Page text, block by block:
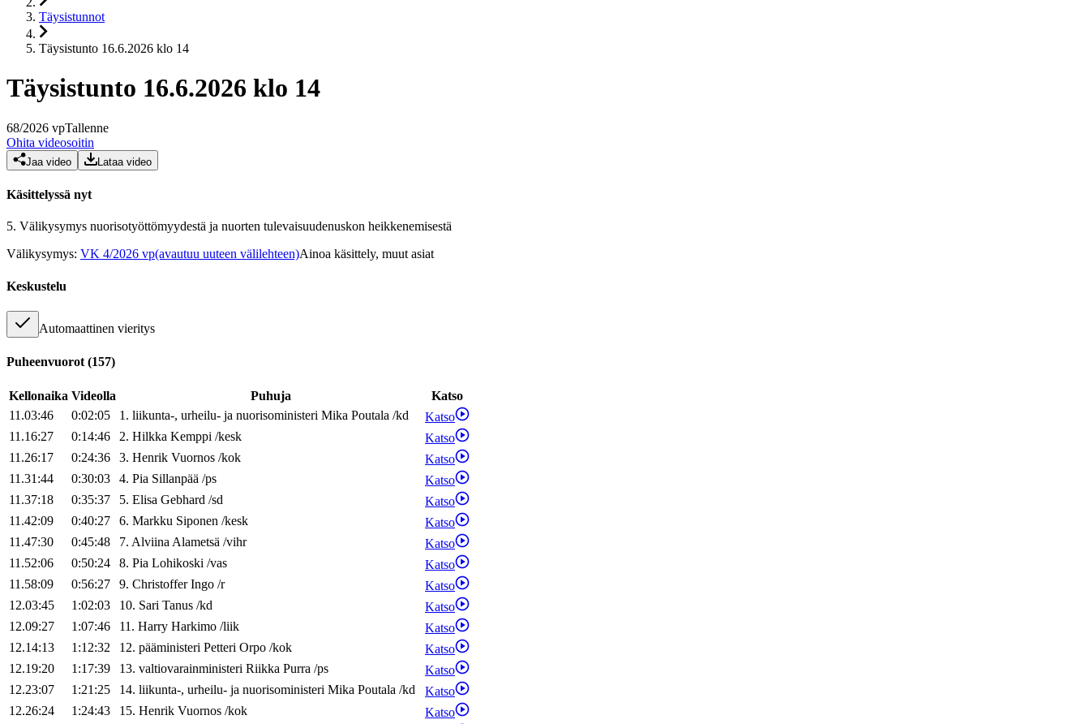
Täysistunnot
Täysistunto 16.6.2026 klo 14
Täysistunto 16.6.2026 klo 14
68/2026 vpTallenne
Ohita videosoitin
Jaa video Lataa video
Käsittelyssä nyt
5. Välikysymys nuorisotyöttömyydestä ja nuorten tulevaisuudenuskon heikkenemisestä
Välikysymys: VK 4/2026 vp(avautuu uuteen välilehteen)Ainoa käsittely, muut asiat
Keskustelu
Automaattinen vieritys
Puheenvuorot (157)
Kellonaika Videolla Puhuja
Katso
11.03:46
0:02:05 1. liikunta-, urheilu- ja nuorisoministeri Mika Poutala /kd
Katso
11.16:27
0:14:46 2. Hilkka Kemppi /kesk
Katso
11.26:17
0:24:36 3. Henrik Vuornos /kok
Katso
11.31:44
0:30:03 4. Pia Sillanpää /ps
Katso
11.37:18
0:35:37 5. Elisa Gebhard /sd
Katso
11.42:09
0:40:27 6. Markku Siponen /kesk
Katso
11.47:30
0:45:48 7. AlviinaAlametsä /vihr
Katso
11.52:06
0:50:24 8. Pia Lohikoski /vas
Katso
11.58:09
0:56:27 9. Christoffer Ingo /r
Katso
12.03:45
1:02:03 10. Sari Tanus /kd
Katso
12.09:27
1:07:46 11. Harry Harkimo /liik
Katso
12.14:13
1:12:32 12. pääministeri Petteri Orpo /kok
Katso
12.19:20
1:17:39 13. valtiovarainministeri Riikka Purra /ps
Katso
12.23:07
1:21:25 14. liikunta-, urheilu- ja nuorisoministeri Mika Poutala /kd
Katso
12.26:24
1:24:43 15. Henrik Vuornos /kok
Katso